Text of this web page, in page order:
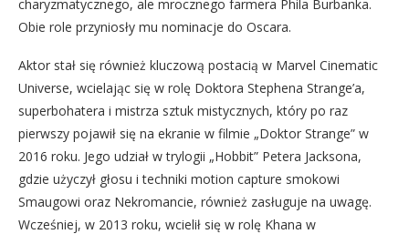
charyzmatycznego, ale mrocznego farmera Phila Burbanka.
Obie role przyniosły mu nominacje do Oscara.
Aktor stał się również kluczową postacią w Marvel Cinematic
Universe, wcielając się w rolę Doktora Stephena Strange’a,
superbohatera i mistrza sztuk mistycznych, który po raz
pierwszy pojawił się na ekranie w filmie „Doktor Strange” w
2016 roku. Jego udział w trylogii „Hobbit” Petera Jacksona,
gdzie użyczył głosu i techniki motion capture smokowi
Smaugowi oraz Nekromancie, również zasługuje na uwagę.
Wcześniej, w 2013 roku, wcielił się w rolę Khana w